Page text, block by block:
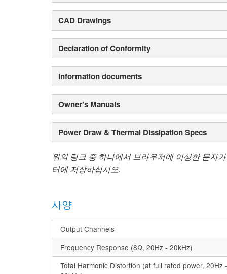
CAD Drawings
Declaration of Conformity
Information documents
Owner's Manuals
Power Draw & Thermal Dissipation Specs
위의 링크 중 하나에서 브라우저에 이상한 문자
터에 저장하십시오.
사양
Output Channels
Frequency Response (8Ω, 20Hz - 20kHz)
Total Harmonic Distortion (at full rated power, 20Hz -